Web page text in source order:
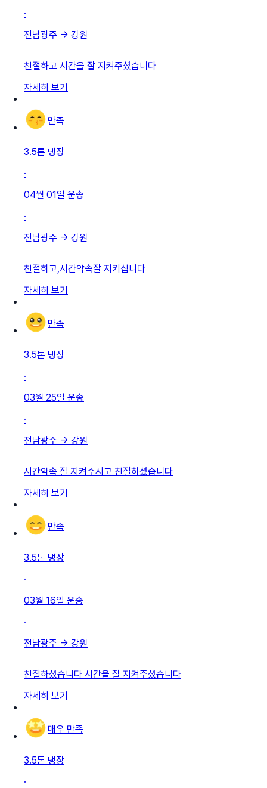
·
전남광주 → 강원
친절하고 시간을 잘 지켜주셨습니다
자세히 보기
만족
3.5톤 냉장
·
04월 01일 운송
·
전남광주 → 강원
친절하고,시간약속잘 지키십니다
자세히 보기
만족
3.5톤 냉장
·
03월 25일 운송
·
전남광주 → 강원
시간약속 잘 지켜주시고 친절하셨습니다
자세히 보기
만족
3.5톤 냉장
·
03월 16일 운송
·
전남광주 → 강원
친절하셨습니다 시간을 잘 지켜주셨습니다
자세히 보기
매우 만족
3.5톤 냉장
·